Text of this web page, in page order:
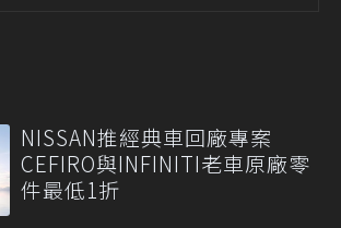
NISSAN推經典車回廠專案
CEFIRO與INFINITI老車原廠零
件最低1折